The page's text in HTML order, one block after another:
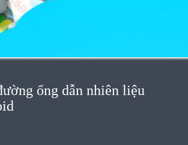
ống dẫn nhiên liệu